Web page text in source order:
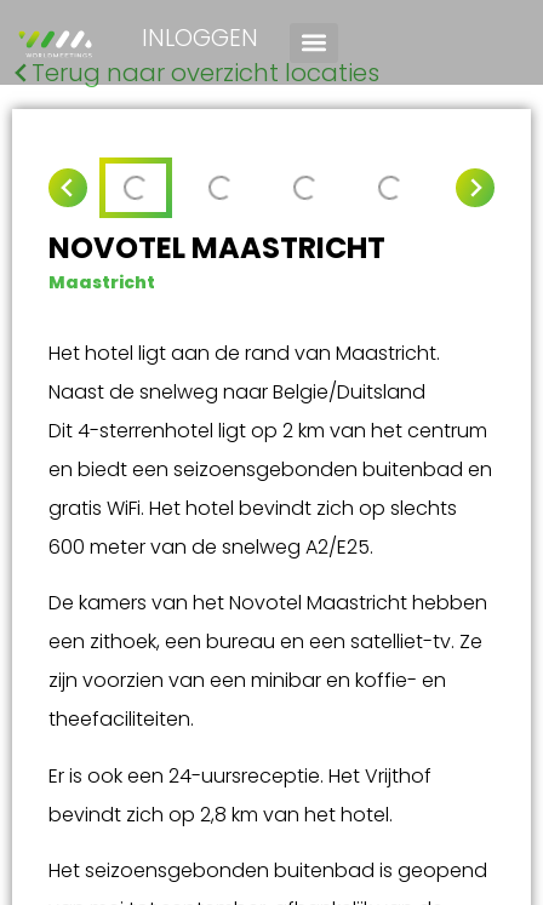
INLOGGEN
Terug naar overzicht locaties
NOVOTEL MAASTRICHT
Maastricht
Het hotel ligt aan de rand van Maastricht.
Naast de snelweg naar Belgie/Duitsland
Dit 4-sterrenhotel ligt op 2 km van het centrum
en biedt een seizoensgebonden buitenbad en
gratis WiFi. Het hotel bevindt zich op slechts
600 meter van de snelweg A2/E25.
De kamers van het Novotel Maastricht hebben
een zithoek, een bureau en een satelliet-tv. Ze
zijn voorzien van een minibar en koffie- en
theefaciliteiten.
Er is ook een 24-uursreceptie. Het Vrijthof
bevindt zich op 2,8 km van het hotel.
Het seizoensgebonden buitenbad is geopend